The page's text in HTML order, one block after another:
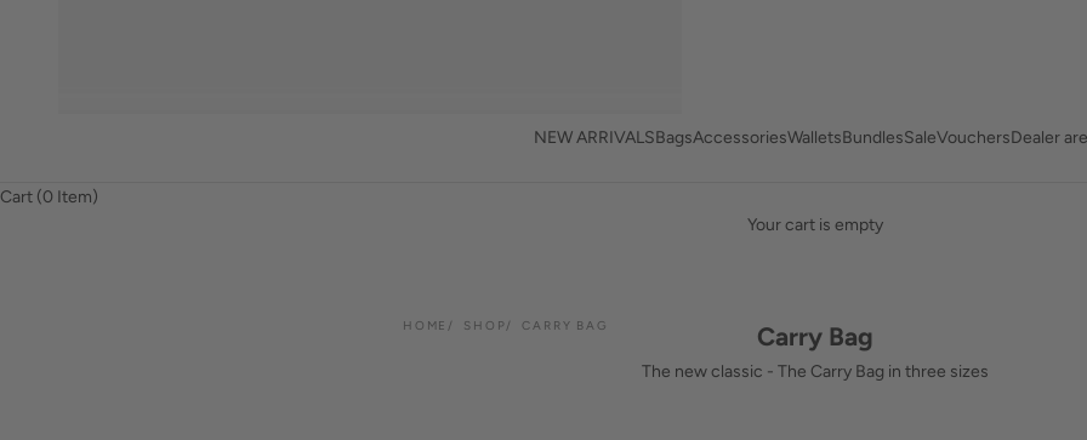
NEW ARRIVALSBagsAccessoriesWalletsBundlesSaleVouchersDealer
Cart (0 Item)
Your cart is empty
HOME SHOP CARRY BAG Carry Bag
The new classic - The Carry Bag in three sizes